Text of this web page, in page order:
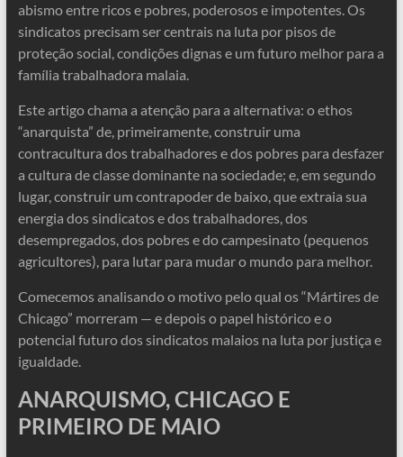
abismo entre ricos e pobres, poderosos e impotentes. Os
sindicatos precisam ser centrais na luta por pisos de
proteção social, condições dignas e um futuro melhor para a
família trabalhadora malaia.
Este artigo chama a atenção para a alternativa: o ethos
“anarquista” de, primeiramente, construir uma
contracultura dos trabalhadores e dos pobres para desfazer
a cultura de classe dominante na sociedade; e, em segundo
lugar, construir um contrapoder de baixo, que extraia sua
energia dos sindicatos e dos trabalhadores, dos
desempregados, dos pobres e do campesinato (pequenos
agricultores), para lutar para mudar o mundo para melhor.
Comecemos analisando o motivo pelo qual os “Mártires de
Chicago” morreram — e depois o papel histórico e o
potencial futuro dos sindicatos malaios na luta por justiça e
igualdade.
ANARQUISMO, CHICAGO E
PRIMEIRO DE MAIO